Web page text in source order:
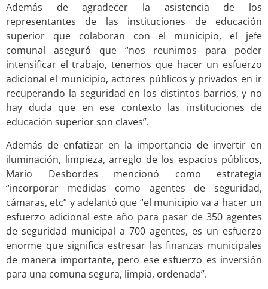
Además de agradecer la asistencia de los
representantes de las instituciones de educación
superior que colaboran con el municipio, el jefe
comunal aseguró que “nos reunimos para poder
intensificar el trabajo, tenemos que hacer un esfuerzo
adicional el municipio, actores públicos y privados en ir
recuperando la seguridad en los distintos barrios, y no
hay duda que en ese contexto las instituciones de
educación superior son claves”.
Además de enfatizar en la importancia de invertir en
iluminación, limpieza, arreglo de los espacios públicos,
Mario Desbordes mencionó como estrategia
“incorporar medidas como agentes de seguridad,
cámaras, etc” y adelantó que “el municipio va a hacer un
esfuerzo adicional este año para pasar de 350 agentes
de seguridad municipal a 700 agentes, es un esfuerzo
enorme que significa estresar las finanzas municipales
de manera importante, pero ese esfuerzo es inversión
para una comuna segura, limpia, ordenada”.